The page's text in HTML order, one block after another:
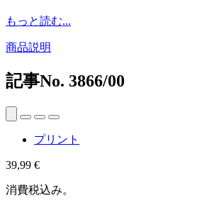
もっと読む...
商品説明
記事No. 3866/00
プリント
39,99 €
消費税込み。